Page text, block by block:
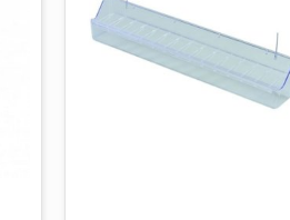
AGGIUNGI AL CARRELLO